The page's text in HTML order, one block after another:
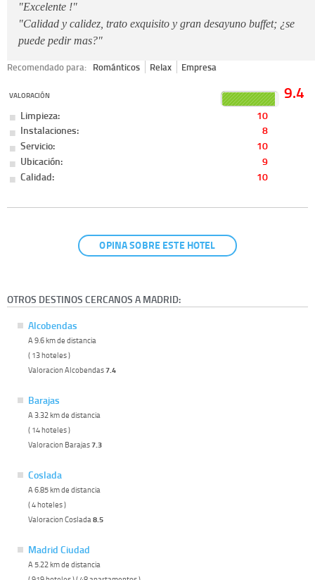
"Excelente !"
"Calidad y calidez, trato exquisito y gran desayuno buffet; ¿se
puede pedir mas?"
Recomendado para: Románticos Relax Empresa
VALORACIÓN 9.4
Limpieza:
10
Instalaciones:
8
Servicio:
10
Ubicación:
9
Calidad:
10
OPINA SOBRE ESTE HOTEL
OTROS DESTINOS CERCANOS A MADRID:
Alcobendas
A 9.6 km de distancia
( 13 hoteles )
Valoracion Alcobendas7.4
Barajas
A 3.32 km de distancia
( 14 hoteles )
Valoracion Barajas7.3
Coslada
A 6.85 km de distancia
( 4 hoteles )
Valoracion Coslada 8.5
Madrid Ciudad
A 5.22 km de distancia